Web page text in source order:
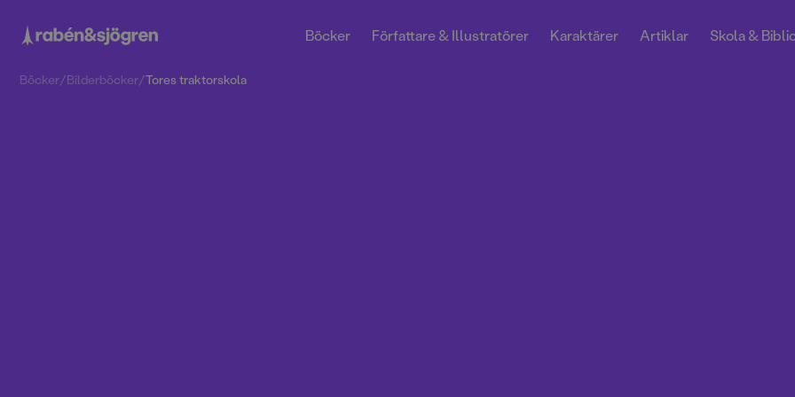
Böcker Författare & Illustratörer Karaktärer Artiklar Skola &
Böcker/Bilderböcker/Tores traktorskola